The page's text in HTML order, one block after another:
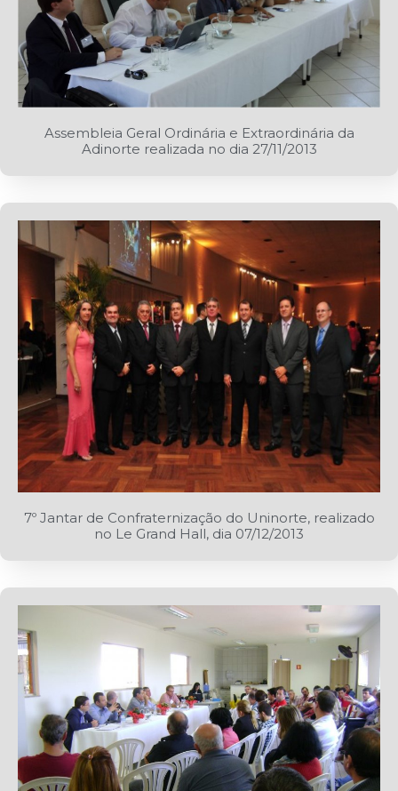
Assembleia Geral Ordinária e Extraordinária da
Adinorte realizada no dia 27/11/2013
7º Jantar de Confraternização do Uninorte, realizado
no Le Grand Hall, dia 07/12/2013